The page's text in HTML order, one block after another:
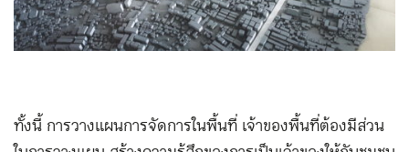
ทั้งนี้ การวางแผนการจัดการในพื้นที่ เจ้าของพื้นที่ต้องมีส่วน